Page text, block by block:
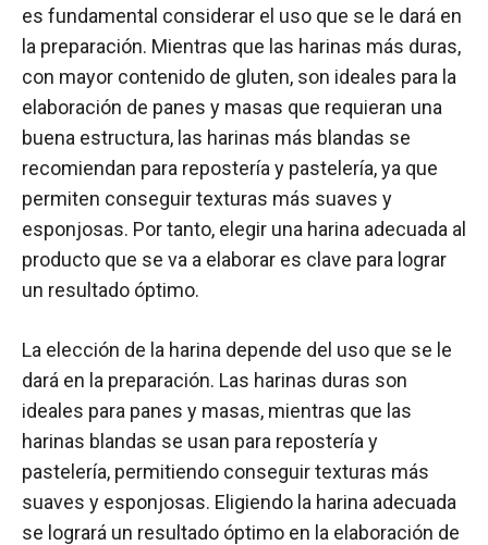
es fundamental considerar el uso que se le dará en
la preparación. Mientras que las harinas más duras,
con mayor contenido de gluten, son ideales para la
elaboración de panes y masas que requieran una
buena estructura, las harinas más blandas se
recomiendan para repostería y pastelería, ya que
permiten conseguir texturas más suaves y
esponjosas. Por tanto, elegir una harina adecuada al
producto que se va a elaborar es clave para lograr
un resultado óptimo.
La elección de la harina depende del uso que se le
dará en la preparación. Las harinas duras son
ideales para panes y masas, mientras que las
harinas blandas se usan para repostería y
pastelería, permitiendo conseguir texturas más
suaves y esponjosas. Eligiendo la harina adecuada
se logrará un resultado óptimo en la elaboración de